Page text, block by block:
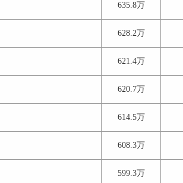
635.8万
628.2万
621.4万
620.7万
614.5万
608.3万
599.3万